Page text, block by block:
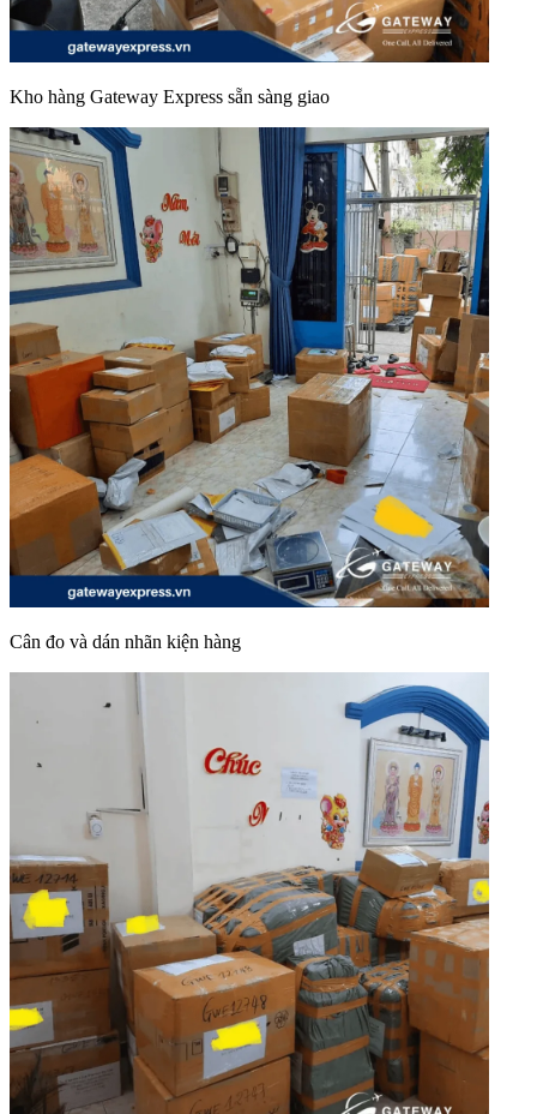
Kho hàng Gateway Express sẵn sàng giao
Cân đo và dán nhãn kiện hàng